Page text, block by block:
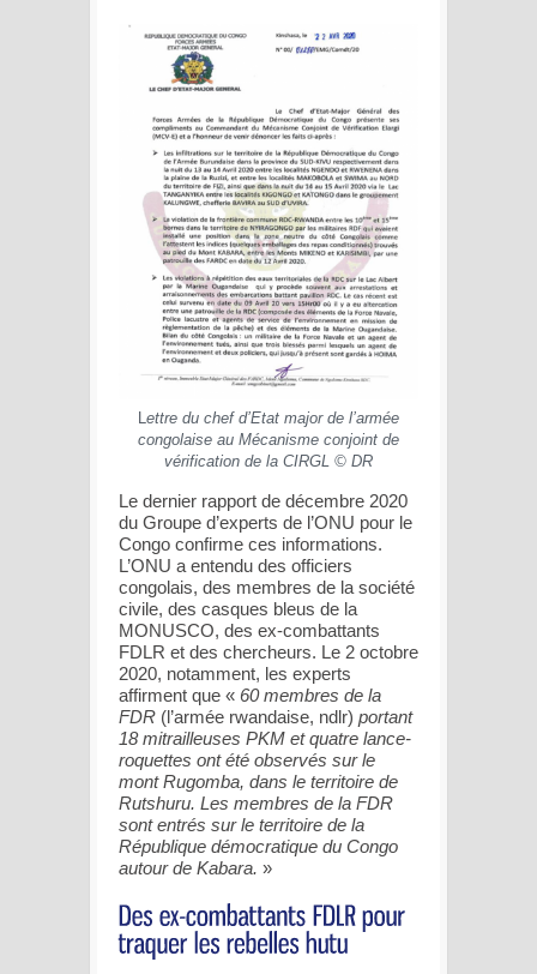
L ettre du chef d’Etat major de l’armée
congolaise au Mécanisme conjoint de
vérification de la CIRGL © DR
Le dernier rapport de décembre 2020
du Groupe d’experts de l’ONU pour le
Congo confirme ces informations.
L’ONU a entendu des officiers
congolais, des membres de la société
civile, des casques bleus de la
MONUSCO, des ex-combattants
FDLR et des chercheurs. Le 2 octobre
2020, notamment, les experts
affirment que « 60 membres de la
FDR (l’armée rwandaise, ndlr) portant
18 mitrailleuses PKM et quatre lance-
roquettes ont été observés sur le
mont Rugomba, dans le territoire de
Rutshuru. Les membres de la FDR
sont entrés sur le territoire de la
République démocratique du Congo
autour de Kabara. »